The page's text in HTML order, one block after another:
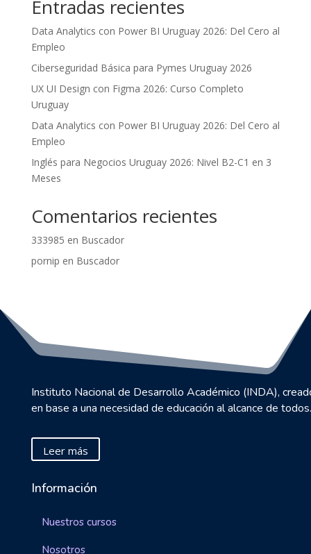
Entradas recientes
Data Analytics con Power BI Uruguay 2026: Del Cero al
Empleo
Ciberseguridad Básica para Pymes Uruguay 2026
UX UI Design con Figma 2026: Curso Completo
Uruguay
Data Analytics con Power BI Uruguay 2026: Del Cero al
Empleo
Inglés para Negocios Uruguay 2026: Nivel B2-C1 en 3
Meses
Comentarios recientes
333985 en Buscador
pornip en Buscador
Instituto Nacional de Desarrollo Académico (INDA),
en base a una necesidad de educación al alcance de todos.
Leer más
Información
Nuestros cursos
Nosotros